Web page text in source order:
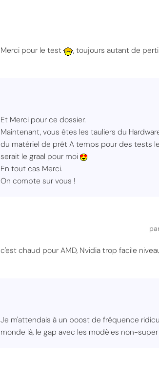
Merci pour le test , toujours autant de
Et Merci pour ce dossier.
Maintenant, vous êtes les tauliers du
du matériel de prêt A temps pour des tests
serait le graal pour moi
En tout cas Merci.
On compte sur vous !
c'est chaud pour AMD, Nvidia trop facile
Je m'attendais à un boost de fréquence
monde là, le gap avec les modèles non-